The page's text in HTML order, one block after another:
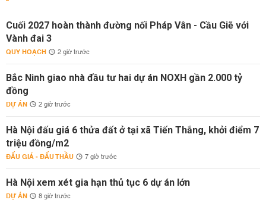
Cuối 2027 hoàn thành đường nối Pháp Vân - Cầu Giẽ với
Vành đai 3
QUY HOẠCH 2 giờ trước
Bắc Ninh giao nhà đầu tư hai dự án NOXH gần 2.000 tỷ
đồng
DỰ ÁN 2 giờ trước
Hà Nội đấu giá 6 thửa đất ở tại xã Tiến Thắng, khởi điểm 7
triệu đồng/m2
ĐẤU GIÁ - ĐẤU THẦU 7 giờ trước
Hà Nội xem xét gia hạn thủ tục 6 dự án lớn
DỰ ÁN 8 giờ trước